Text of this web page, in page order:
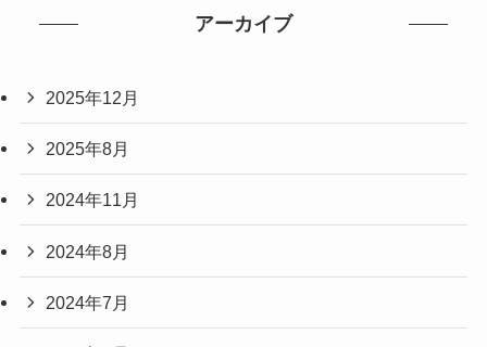
アーカイブ
2025年12月
2025年8月
2024年11月
2024年8月
2024年7月